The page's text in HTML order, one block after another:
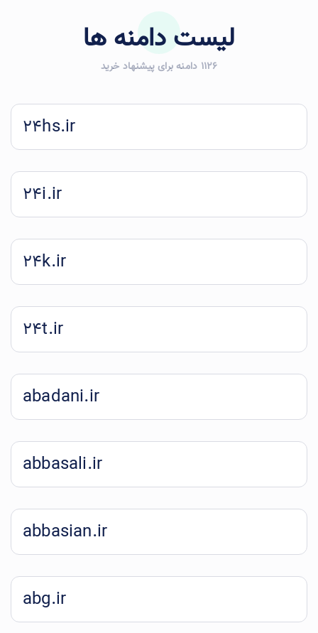
لیست دامنه ها
1126 دامنه برای پیشنهاد خرید
24hs.ir
24i.ir
24k.ir
24t.ir
abadani.ir
abbasali.ir
abbasian.ir
abg.ir